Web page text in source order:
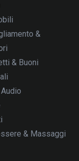
&
& Buoni
& Massaggi